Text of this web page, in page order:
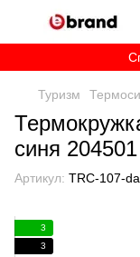
Туризм Термоси
синя 204501
Артикул: TRC-107-
3
3